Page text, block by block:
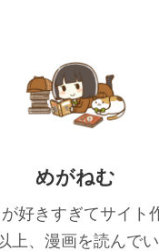
めがねむ
好きすぎてサイト
上、漫画を読んで